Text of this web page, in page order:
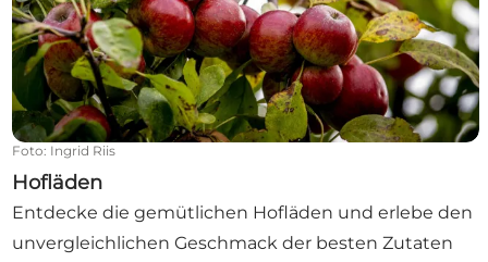
Foto: Ingrid Riis
Hofläden
Entdecke die gemütlichen Hofläden und erlebe den
unvergleichlichen Geschmack der besten Zutaten